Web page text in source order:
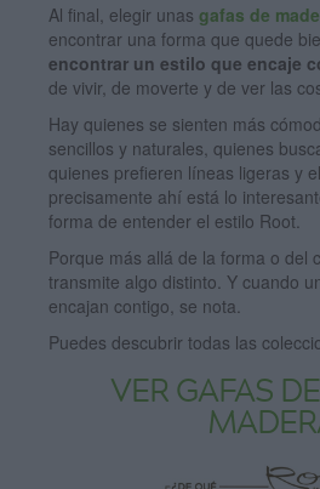
Al final, elegir unas gafas de
encontrar una forma que quede
encontrar un estilo que encaje
de vivir, de moverte y de ver las
Hay quienes se sienten más
sencillos y naturales, quienes
quienes prefieren líneas ligeras y
precisamente ahí está lo
forma de entender el estilo Root.
Porque más allá de la forma o del
transmite algo distinto. Y cuando
encajan contigo, se nota.
Puedes descubrir todas las
VER GAFAS